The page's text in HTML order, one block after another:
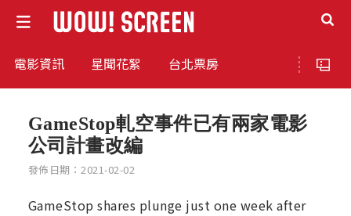
電影資訊 星聞花絮 台北票房
GameStop軋空事件已有兩家電影
公司計畫改編
發佈日期：2021-02-02
GameStop shares plunge just one week after